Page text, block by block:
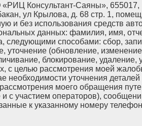
Консультант-Саяны», 655017,
ул Крылова, д. 68 стр. 1,
и без использования средств
данных: фамилия, имя,
следующими способами: сбор,
уточнение (обновление,
блокирование, удаление,
с целью рассмотрения моей
необходимости уточнения
моего обращения
с участием операторов),
к указанному номеру